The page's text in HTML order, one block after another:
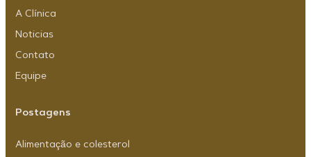
A Clínica
Noticias
Contato
Equipe
Postagens
Alimentação e colesterol